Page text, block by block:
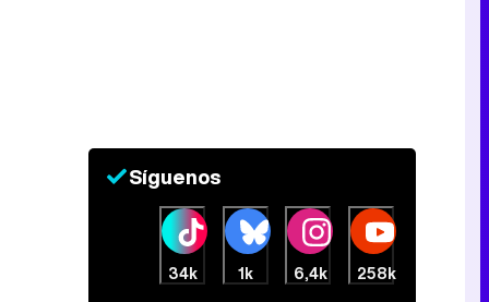
Síguenos
34k 1k 6,4k 258k